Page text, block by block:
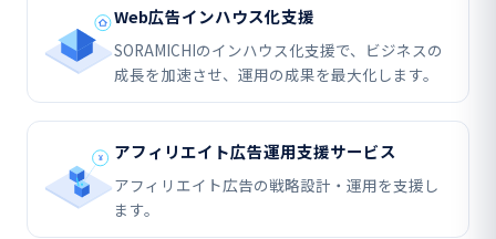
Web広告インハウス化支援
SORAMICHIのインハウス化支援で、ビジネスの
成長を加速させ、運用の成果を最大化します。
アフィリエイト広告運用支援サービス
アフィリエイト広告の戦略設計・運用を支援し
ます。